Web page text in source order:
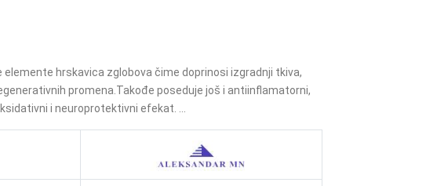
elemente hrskavica zglobova čime doprinosi izgradnji tkiva,
promena.Takođe poseduje još i antiinflamatorni,
i neuroprotektivni efekat. ...